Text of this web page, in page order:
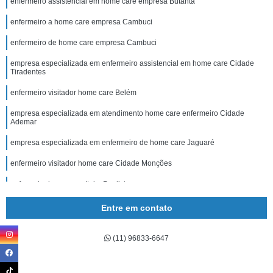
enfermeiro a home care empresa Cambuci
enfermeiro de home care empresa Cambuci
empresa especializada em enfermeiro assistencial em home care Cidade
Tiradentes
enfermeiro visitador home care Belém
empresa especializada em atendimento home care enfermeiro Cidade
Ademar
empresa especializada em enfermeiro de home care Jaguaré
enfermeiro visitador home care Cidade Monções
enfermeiro home care Itaim Paulista
empresa especializada em enfermeiro home care para idosos Jd. Líbano
empresa especializada em enfermeiro assistencial home care a idoso Jd.
Líbano
enfermeiro home care para idosos empresa Alphaville
Entre em contato
(11) 96833-6647